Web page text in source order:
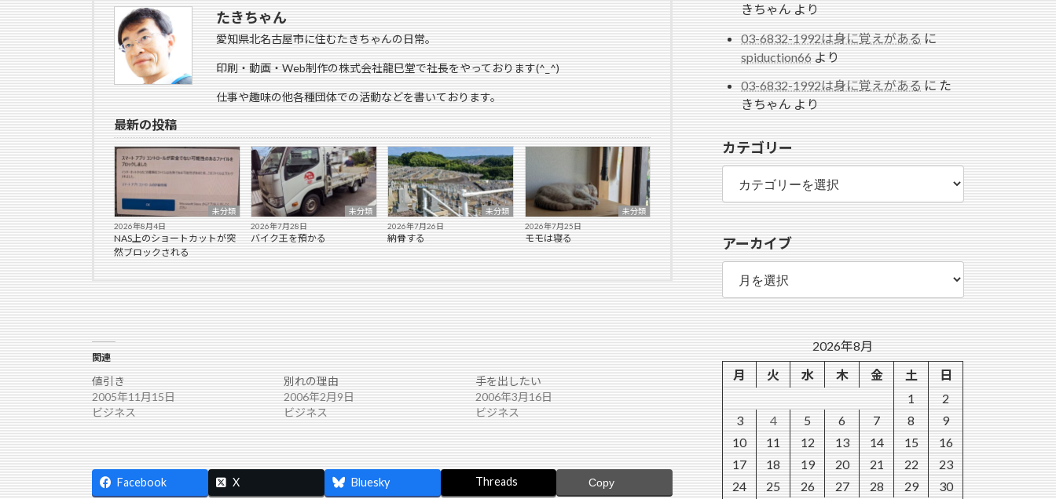
たきちゃん
愛知県北名古屋市に住むたきちゃんの日常。
印刷・動画・Web制作の株式会社龍巳堂で社長をやっております(^_^)
仕事や趣味の他各種団体での活動などを書いております。
最新の投稿
未分類
2026年8月4日
NAS上のショートカットが突
然ブロックされる
未分類
2026年7月28日
バイク王を預かる
未分類
2026年7月26日
納骨する
未分類
2026年7月25日
モモは寝る
関連
値引き
2005年11月15日
ビジネス
別れの理由
2006年2月9日
ビジネス
手を出したい
2006年3月16日
ビジネス
Facebook X Bluesky Threads Copy
きちゃんより
03-6832-1992は身に覚えがあるに
spiduction66より
03-6832-1992は身に覚えがあるにた
きちゃんより
カテゴリー
カ
テ
ゴ
リ
ー
アーカイブ
ア
ー
カ
イ
ブ
2026年8月
月
火 水 木 金 土
日
1
2
3
4 5 6 7 8
9
10
11 12 13 14 15
16
17
18 19 20 21 22
23
24
25 26 27 28 29
30